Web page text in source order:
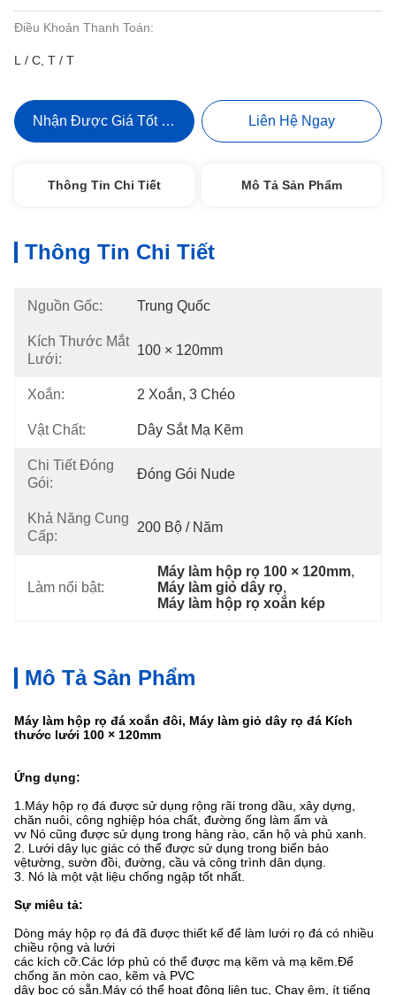
Điều Khoản Thanh Toán:
L / C, T / T
Nhận Được Giá Tốt Nhất Liên Hệ Ngay
Thông Tin Chi Tiết Mô Tả Sản Phẩm
Thông Tin Chi Tiết
Nguồn Gốc: Trung Quốc
Kích Thước Mắt
Lưới:
100 × 120mm
Xoắn: 2 Xoắn, 3 Chéo
Vật Chất: Dây Sắt Mạ Kẽm
Chi Tiết Đóng
Gói:
Đóng Gói Nude
Khả Năng Cung
Cấp:
200 Bộ / Năm
Làm nổi bật:
Máy làm hộp rọ 100 × 120mm,
Máy làm giỏ dây rọ,
Máy làm hộp rọ xoắn kép
Mô Tả Sản Phẩm
Máy làm hộp rọ đá xoắn đôi, Máy làm giỏ dây rọ đá Kích
thước lưới 100 × 120mm
Ứng dụng:
1.Máy hộp rọ đá được sử dụng rộng rãi trong dầu, xây dựng,
chăn nuôi, công nghiệp hóa chất, đường ống làm ấm và
vv Nó cũng được sử dụng trong hàng rào, căn hộ và phủ xanh.
2. Lưới dây lục giác có thể được sử dụng trong biển bảo
vệtường, sườn đồi, đường, cầu và công trình dân dụng.
3. Nó là một vật liệu chống ngập tốt nhất.
Sự miêu tả:
Dòng máy hộp rọ đá đã được thiết kế để làm lưới rọ đá có nhiều
chiều rộng và lưới
các kích cỡ.Các lớp phủ có thể được mạ kẽm và mạ kẽm.Để
chống ăn mòn cao, kẽm và PVC
dây bọc có sẵn.Máy có thể hoạt động liên tục, Chạy êm, ít tiếng